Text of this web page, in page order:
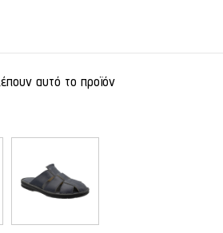
αυτό το προϊόν